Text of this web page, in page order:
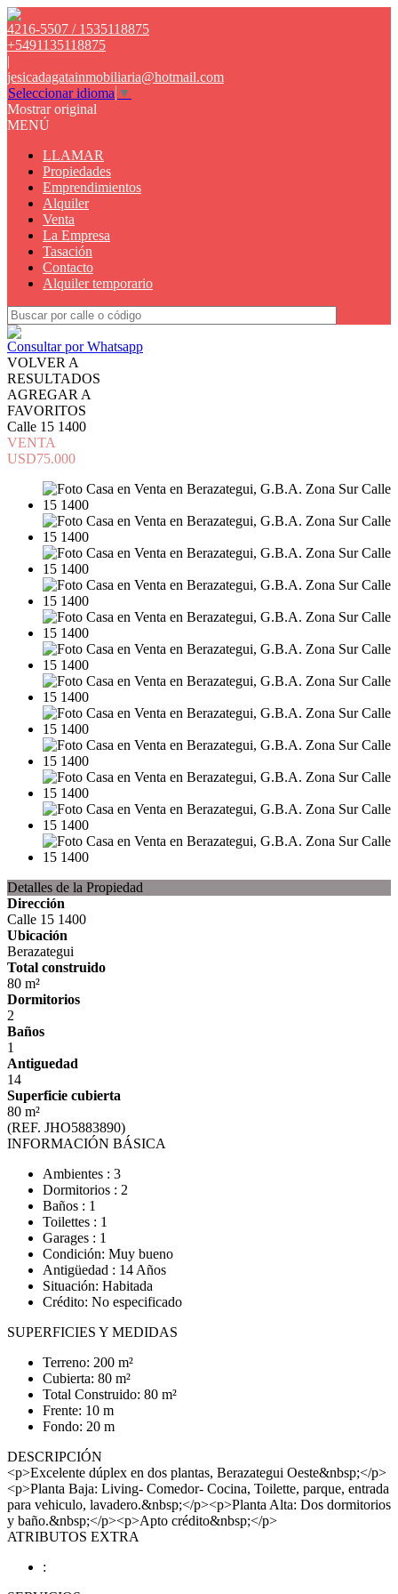
4216-5507 / 1535118875
+5491135118875
|
jesicadagatainmobiliaria@hotmail.com
Seleccionar idioma ▼
Mostrar original
MENÚ
LLAMAR
Propiedades
Emprendimientos
Alquiler
Venta
La Empresa
Tasación
Contacto
Alquiler temporario
Consultar por Whatsapp
VOLVER A
RESULTADOS
AGREGAR A
FAVORITOS
Calle 15 1400
VENTA
USD75.000
Detalles de la Propiedad
Dirección
Calle 15 1400
Ubicación
Berazategui
Total construido
80 m²
Dormitorios
2
Baños
1
Antiguedad
14
Superficie cubierta
80 m²
(REF. JHO5883890)
INFORMACIÓN BÁSICA
Ambientes : 3
Dormitorios : 2
Baños : 1
Toilettes : 1
Garages : 1
Condición: Muy bueno
Antigüedad : 14 Años
Situación: Habitada
Crédito: No especificado
SUPERFICIES Y MEDIDAS
Terreno: 200 m²
Cubierta: 80 m²
Total Construido: 80 m²
Frente: 10 m
Fondo: 20 m
DESCRIPCIÓN
<p>Excelente dúplex en dos plantas, Berazategui Oeste&nbsp;</p>
<p>Planta Baja: Living- Comedor- Cocina, Toilette, parque, entrada
para vehiculo, lavadero.&nbsp;</p><p>Planta Alta: Dos dormitorios
y baño.&nbsp;</p><p>Apto crédito&nbsp;</p>
ATRIBUTOS EXTRA
: